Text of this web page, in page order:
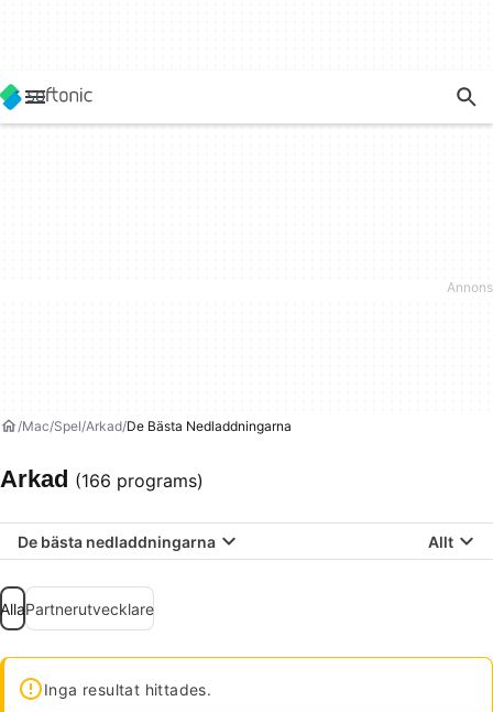
Mac Spel Arkad De Bästa Nedladdningarna
Arkad (166 programs)
De bästa nedladdningarna Allt
AllaPartnerutvecklare
Inga resultat hittades.